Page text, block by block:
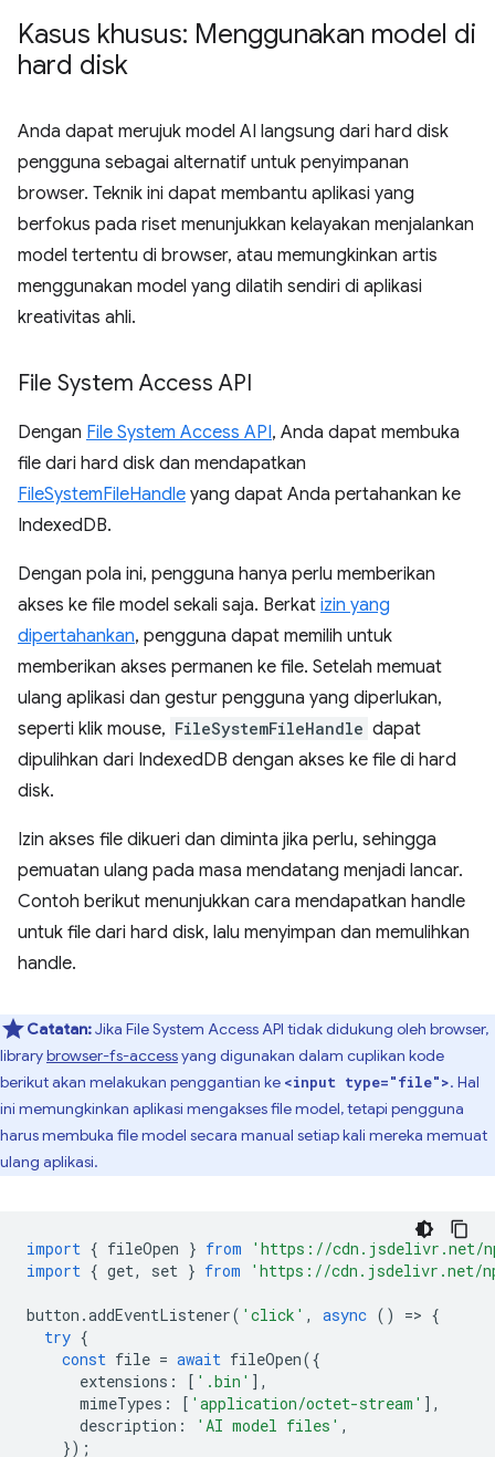
Kasus khusus: Menggunakan model di
hard disk
Anda dapat merujuk model AI langsung dari hard disk
pengguna sebagai alternatif untuk penyimpanan
browser. Teknik ini dapat membantu aplikasi yang
berfokus pada riset menunjukkan kelayakan menjalankan
model tertentu di browser, atau memungkinkan artis
menggunakan model yang dilatih sendiri di aplikasi
kreativitas ahli.
File System Access API
Dengan File System Access API, Anda dapat membuka
file dari hard disk dan mendapatkan
FileSystemFileHandle yang dapat Anda pertahankan ke
IndexedDB.
Dengan pola ini, pengguna hanya perlu memberikan
akses ke file model sekali saja. Berkat izin yang
dipertahankan, pengguna dapat memilih untuk
memberikan akses permanen ke file. Setelah memuat
ulang aplikasi dan gestur pengguna yang diperlukan,
seperti klik mouse, FileSystemFileHandle dapat
dipulihkan dari IndexedDB dengan akses ke file di hard
disk.
Izin akses file dikueri dan diminta jika perlu, sehingga
pemuatan ulang pada masa mendatang menjadi lancar.
Contoh berikut menunjukkan cara mendapatkan handle
untuk file dari hard disk, lalu menyimpan dan memulihkan
handle.
Catatan:Jika File System Access API tidak didukung oleh browser,
librarybrowser-fs-accessyang digunakan dalam cuplikan kode
berikut akan melakukan penggantian ke <input type="file">. Hal
ini memungkinkan aplikasi mengakses file model, tetapi pengguna
harus membuka file model secara manual setiap kali mereka memuat
ulang aplikasi.
import { fileOpen } from
'https://cdn.jsdelivr.net/
import { get, set } from 'https://cdn.jsdelivr.net/
button .addEventListener( 'click' , async () => {
try {
const file = await fileOpen({
extensions : [ '.bin' ],
mimeTypes : [ 'application/octet-stream' ],
description : 'AI model files' ,
});